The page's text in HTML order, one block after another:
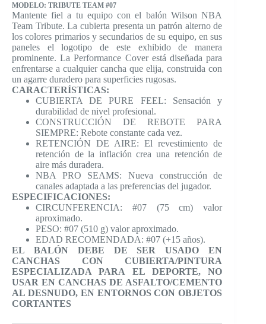
MODELO: TRIBUTE TEAM #07
Mantente fiel a tu equipo con el balón Wilson NBA
Team Tribute. La cubierta presenta un patrón alterno de
los colores primarios y secundarios de su equipo, en sus
paneles el logotipo de este exhibido de manera
prominente. La Performance Cover está diseñada para
enfrentarse a cualquier cancha que elija, construida con
un agarre duradero para superficies rugosas.
CARACTERÍSTICAS:
CUBIERTA DE PURE FEEL: Sensación y
durabilidad de nivel profesional.
CONSTRUCCIÓN DE REBOTE PARA
SIEMPRE: Rebote constante cada vez.
RETENCIÓN DE AIRE: El revestimiento de
retención de la inflación crea una retención de
aire más duradera.
NBA PRO SEAMS: Nueva construcción de
canales adaptada a las preferencias del jugador.
ESPECIFICACIONES:
CIRCUNFERENCIA: #07 (75 cm) valor
aproximado.
PESO: #07 (510 g) valor aproximado.
EDAD RECOMENDADA: #07 (+15 años).
EL BALÓN DEBE DE SER USADO EN
CANCHAS CON CUBIERTA/PINTURA
ESPECIALIZADA PARA EL DEPORTE, NO
USAR EN CANCHAS DE ASFALTO/CEMENTO
AL DESNUDO, EN ENTORNOS CON OBJETOS
CORTANTES